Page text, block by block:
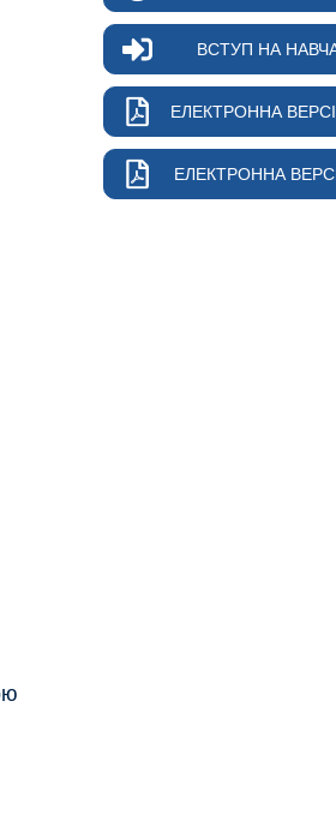
ВСТУП НА
ЕЛЕКТРОННА
ЕЛЕКТРОННА